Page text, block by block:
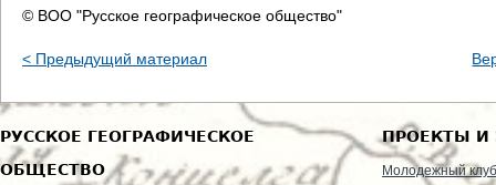
© ВОО "Русское географическое общество"
< Предыдущий материал
РУССКОЕ ГЕОГРАФИЧЕСКОЕ
ОБЩЕСТВО
ПРОЕКТЫ И
Молодежный клуб